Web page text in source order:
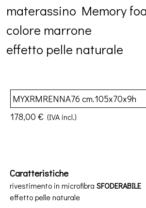
materassino Memory
colore marrone
effetto pelle naturale
178,00 € (IVA incl.)
Caratteristiche
rivestimento in microfibra SFODERABILE
effetto pelle naturale